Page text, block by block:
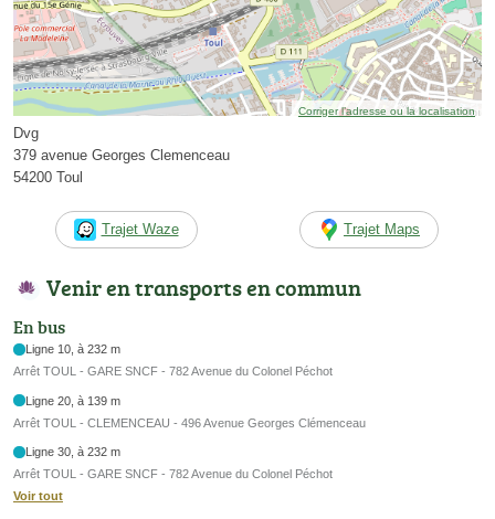
Corriger l’adresse ou la localisation
Dvg
379 avenue Georges Clemenceau
54200 Toul
Trajet Waze Trajet Maps
Venir en transports en commun
En bus
Ligne 10, à 232 m
Arrêt TOUL - GARE SNCF - 782 Avenue du Colonel Péchot
Ligne 20, à 139 m
Arrêt TOUL - CLEMENCEAU - 496 Avenue Georges Clémenceau
Ligne 30, à 232 m
Arrêt TOUL - GARE SNCF - 782 Avenue du Colonel Péchot
Voir tout